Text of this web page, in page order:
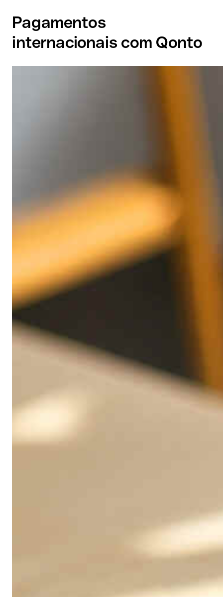
Pagamentos
internacionais com Qonto